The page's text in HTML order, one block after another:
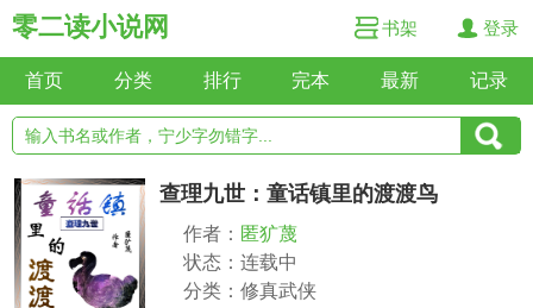
零二读小说网 书架 登录
首页 分类 排行 完本 最新 记录
查理九世：童话镇里的渡渡鸟
作者： 匿犷蔑
状态：连载中
分类：修真武侠